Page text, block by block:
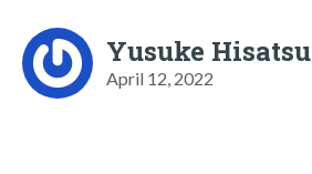
Yusuke Hisatsu
April 12, 2022